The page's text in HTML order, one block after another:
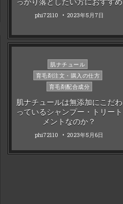
phi72110 2023年5月7日
Posted
in
肌ナチュール
育毛剤注文・購入の仕方
育毛剤配合成分
肌ナチュールは無添加にこだわ
っているシャンプー・トリート
メントなのか？
phi72110 2023年5月6日